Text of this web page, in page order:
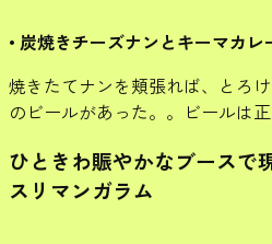
• 炭焼きチーズナンとキーマカレ
焼きたてナンを頬張れば、とろ
のビールがあった。。ビールは正
ひときわ賑やかなブースで
スリマンガラム